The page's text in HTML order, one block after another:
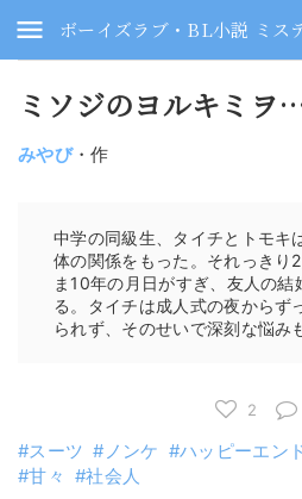
ボーイズラブ・BL小説 ミス
ミソジのヨルキミヲ
みやび・作
中学の同級生、タイチとトモキ
体の関係をもった。それっきり
ま10年の月日がすぎ、友人の
る。タイチは成人式の夜からず
られず、そのせいで深刻な悩み
2
スーツ ノンケ ハッピーエン
甘々
社会人